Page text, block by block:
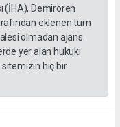
(İHA), Demirören
eklenen tüm
olmadan ajans
yer alan hukuki
hiç bir